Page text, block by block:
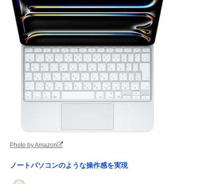
Photo by Amazon
ノートパソコンのような操作感を実現